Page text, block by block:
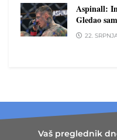
Aspinall:
Gledao
22.
Vaš preglednik